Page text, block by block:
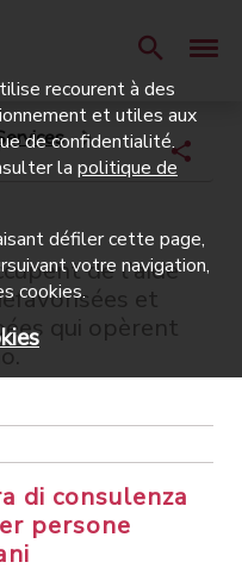
de l'aide
et
qui opèrent
di consulenza
persone
recourent à des
et utiles aux
de confidentialité.
la politique de
défiler cette page,
votre navigation,
cookies.